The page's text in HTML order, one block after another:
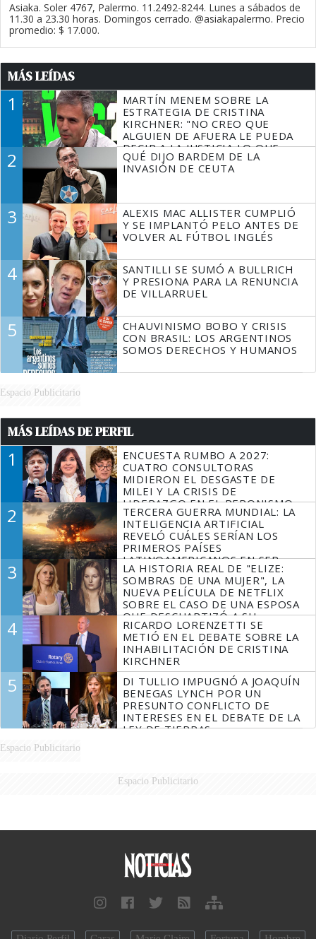
Asiaka. Soler 4767, Palermo. 11.2492-8244. Lunes a sábados de
11.30 a 23.30 horas. Domingos cerrado. @asiakapalermo. Precio
promedio: $ 17.000.
MÁS LEÍDAS
1
MARTÍN MENEM SOBRE LA
ESTRATEGIA DE CRISTINA
KIRCHNER: "NO CREO QUE
ALGUIEN DE AFUERA LE PUEDA
DECIR A LA JUSTICIA LO QUE
TIENE QUE HACER"
2
QUÉ DIJO BARDEM DE LA
INVASIÓN DE CEUTA
3
ALEXIS MAC ALLISTER CUMPLIÓ
Y SE IMPLANTÓ PELO ANTES DE
VOLVER AL FÚTBOL INGLÉS
4
SANTILLI SE SUMÓ A BULLRICH
Y PRESIONA PARA LA RENUNCIA
DE VILLARRUEL
5
CHAUVINISMO BOBO Y CRISIS
CON BRASIL: LOS ARGENTINOS
SOMOS DERECHOS Y HUMANOS
Espacio Publicitario
MÁS LEÍDAS DE PERFIL
1
ENCUESTA RUMBO A 2027:
CUATRO CONSULTORAS
MIDIERON EL DESGASTE DE
MILEI Y LA CRISIS DE
LIDERAZGO EN EL PERONISMO
2
TERCERA GUERRA MUNDIAL: LA
INTELIGENCIA ARTIFICIAL
REVELÓ CUÁLES SERÍAN LOS
PRIMEROS PAÍSES
LATINOAMERICANOS EN SER
DERROTADOS
3
LA HISTORIA REAL DE "ELIZE:
SOMBRAS DE UNA MUJER", LA
NUEVA PELÍCULA DE NETFLIX
SOBRE EL CASO DE UNA ESPOSA
QUE DESCUARTIZÓ A SU
MARIDO
4
RICARDO LORENZETTI SE
METIÓ EN EL DEBATE SOBRE LA
INHABILITACIÓN DE CRISTINA
KIRCHNER
5
DI TULLIO IMPUGNÓ A JOAQUÍN
BENEGAS LYNCH POR UN
PRESUNTO CONFLICTO DE
INTERESES EN EL DEBATE DE LA
LEY DE TIERRAS
Espacio Publicitario
Espacio Publicitario